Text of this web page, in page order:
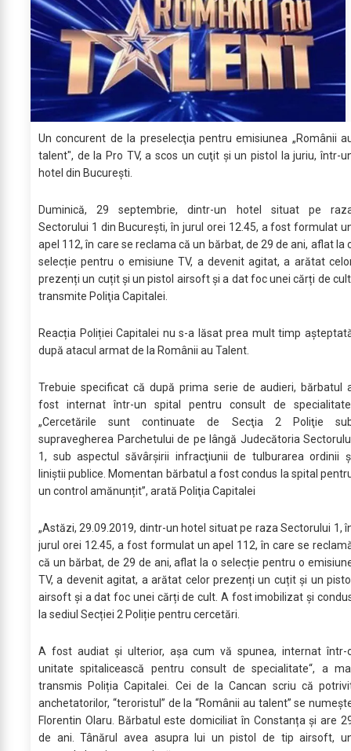
Un concurent de la preselecţia pentru emisiunea „Românii
talent", de la Pro TV, a scos un cuţit şi un pistol la juriu, într-
hotel din Bucureşti.
Duminică, 29 septembrie, dintr-un hotel situat pe
Sectorului 1 din Bucureşti, în jurul orei 12.45, a fost formulat
apel 112, în care se reclama că un bărbat, de 29 de ani, aflat la
selecție pentru o emisiune TV, a devenit agitat, a arătat
prezenți un cuțit și un pistol airsoft și a dat foc unei cărți de
transmite Poliţia Capitalei.
Reacția Poliției Capitalei nu s-a lăsat prea mult timp
după atacul armat de la Românii au Talent.
Trebuie specificat că după prima serie de audieri, bărbatul
fost internat într-un spital pentru consult de
„Cercetările sunt continuate de Secţia 2 Poliţie
supravegherea Parchetului de pe lângă Judecătoria
1, sub aspectul săvârşirii infracţiunii de tulburarea ordinii
liniştii publice. Momentan bărbatul a fost condus la spital
un control amănunțit”, arată Poliţia Capitalei
„Astăzi, 29.09.2019, dintr-un hotel situat pe raza Sectorului 1,
jurul orei 12.45, a fost formulat un apel 112, în care se
că un bărbat, de 29 de ani, aflat la o selecție pentru o
TV, a devenit agitat, a arătat celor prezenți un cuțit și un
airsoft și a dat foc unei cărți de cult. A fost imobilizat și
la sediul Secției 2 Poliție pentru cercetări.
A fost audiat și ulterior, așa cum vă spunea, internat într-
unitate spitalicească pentru consult de specialitate“, a
transmis Poliția Capitalei. Cei de la Cancan scriu că
anchetatorilor, “teroristul” de la “Românii au talent” se
Florentin Olaru. Bărbatul este domiciliat în Constanța și are
de ani. Tânărul avea asupra lui un pistol de tip airsoft,